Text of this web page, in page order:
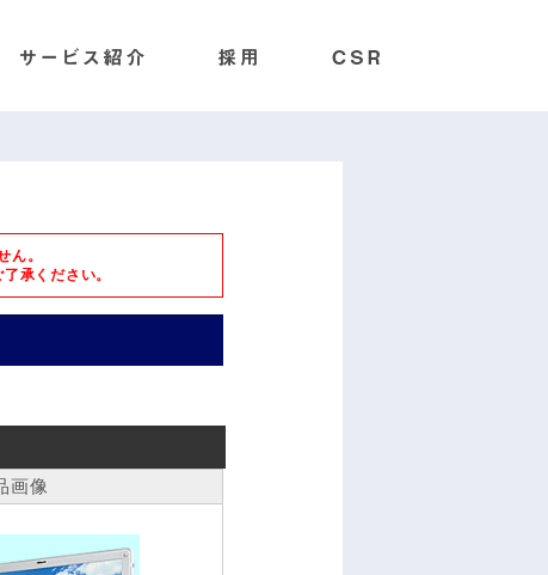
ん。
承ください。
画像